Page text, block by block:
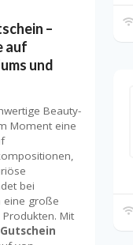
–
auf
und
Beauty-
Moment eine
bei
eine große
Mit